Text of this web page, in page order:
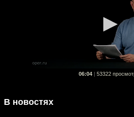
06:04 53322
В новостях